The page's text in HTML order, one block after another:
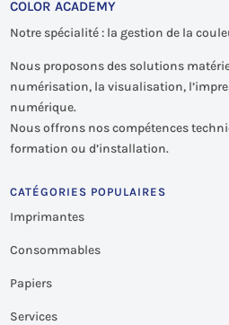
COLOR ACADEMY
Notre spécialité : la gestion de la
Nous proposons des solutions
numérisation, la visualisation,
numérique.
Nous offrons nos compétences
formation ou d’installation.
CATÉGORIES POPULAIRES
Imprimantes
Consommables
Papiers
Services